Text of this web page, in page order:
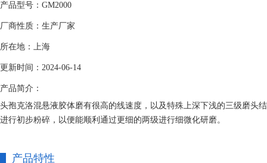
产品型号：GM2000
厂商性质：生产厂家
所在地：上海
更新时间：2024-06-14
产品简介：
头孢克洛混悬液胶体磨有很高的线速度，以及特殊上深下浅的三级磨头
进行初步粉碎，以便能顺利通过更细的两级进行细微化研磨。
产品特性